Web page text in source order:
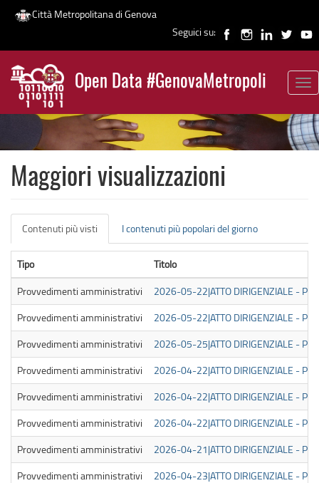
Salta
contenuto
principale
Città Metropolitana di Genova
Seguici su:
Open Data #GenovaMetropoli
News
Maggiori visualizzazioni
Schede
primarie
Contenuti più visti (scheda
attiva)
I contenuti più popolari del giorno
Tipo
Titolo
Provvedimenti amministrativi
2026-05-22|ATTO DIRIGENZIALE -
Provvedimenti amministrativi
2026-05-22|ATTO DIRIGENZIALE -
Provvedimenti amministrativi
2026-05-25|ATTO DIRIGENZIALE -
Provvedimenti amministrativi
2026-04-22|ATTO DIRIGENZIALE -
Provvedimenti amministrativi
2026-04-22|ATTO DIRIGENZIALE -
Provvedimenti amministrativi
2026-04-22|ATTO DIRIGENZIALE -
Provvedimenti amministrativi
2026-04-21|ATTO DIRIGENZIALE -
Provvedimenti amministrativi
2026-04-23|ATTO DIRIGENZIALE -